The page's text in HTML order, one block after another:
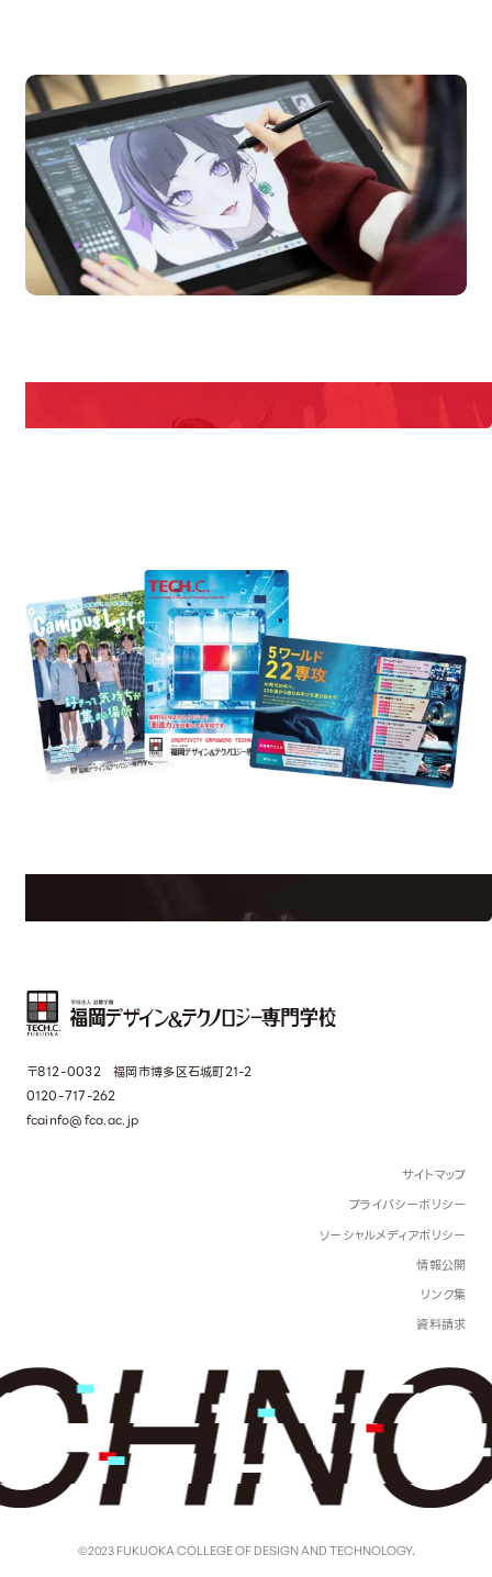
Campus Open
Information
〒812-0032 福岡市博多区石城町21-2
0120-717-262
fcainfo@fca.ac.jp
サイトマップ
プライバシーポリシー
ソーシャルメディアポリシー
情報公開
リンク集
資料請求
©2023 FUKUOKA COLLEGE OF DESIGN AND TECHNOLOGY.